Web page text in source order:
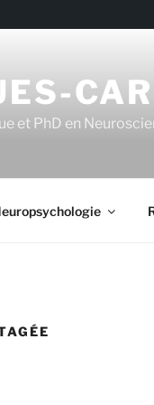
et PhD en